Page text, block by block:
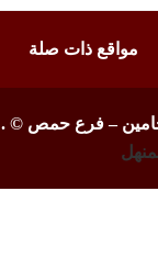
مواقع ذات صلة
– فرع حمص ©.
المنهل